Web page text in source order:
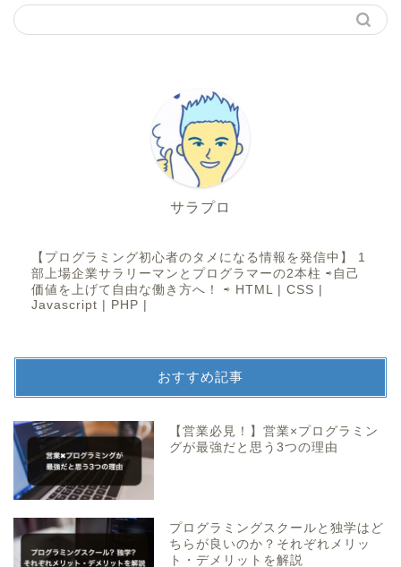
サラプロ
【プログラミング初心者のタメになる情報を発信中】 1
部上場企業サラリーマンとプログラマーの2本柱 ⇨自己
価値を上げて自由な働き方へ！ ⇨ HTML | CSS |
Javascript | PHP |
おすすめ記事
【営業必見！】営業×プログラミン
グが最強だと思う3つの理由
プログラミングスクールと独学はど
ちらが良いのか？それぞれメリッ
ト・デメリットを解説